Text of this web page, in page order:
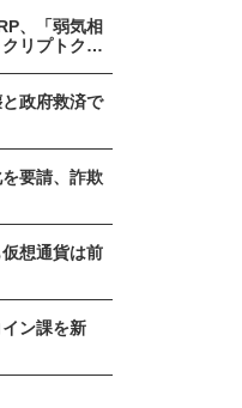
、「弱気相
リプトクア
政府救済で
要請、詐欺
想通貨は前
ン課を新